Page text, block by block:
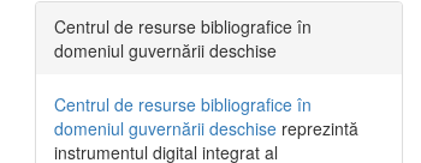
Centrul de resurse bibliografice în
domeniul guvernării deschise
Centrul de resurse bibliografice în
domeniul guvernării deschise reprezintă
instrumentul digital integrat al